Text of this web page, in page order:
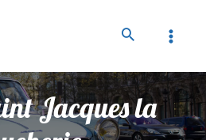
Jacques la